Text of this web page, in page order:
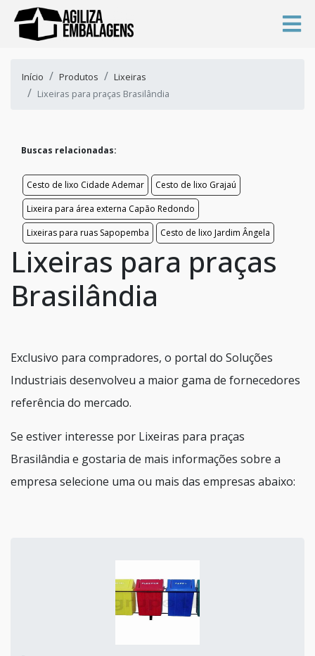
Início Produtos
Lixeiras
Lixeiras para praças Brasilândia
Buscas relacionadas:
Cesto de lixo Cidade Ademar
Cesto de lixo Grajaú
Lixeira para área externa Capão Redondo
Lixeiras para ruas Sapopemba
Cesto de lixo Jardim Ângela
Lixeiras para praças
Brasilândia
Exclusivo para compradores, o portal do Soluções
Industriais desenvolveu a maior gama de fornecedores
referência do mercado.
Se estiver interesse por Lixeiras para praças
Brasilândia e gostaria de mais informações sobre a
empresa selecione uma ou mais das empresas abaixo: